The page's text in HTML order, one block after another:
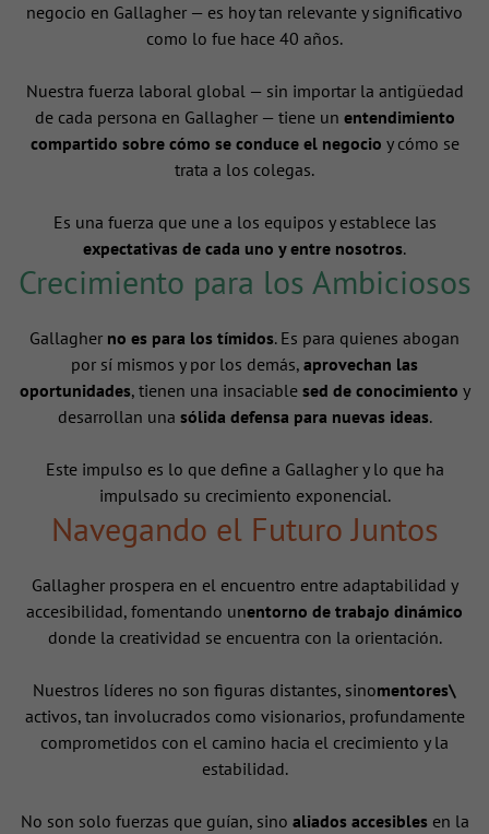
negocio en Gallagher — es hoy tan relevante y significativo
como lo fue hace 40 años.
Nuestra fuerza laboral global — sin importar la antigüedad
de cada persona en Gallagher — tiene un entendimiento
compartido sobre cómo se conduce el negocio y cómo se
trata a los colegas.
Es una fuerza que une a los equipos y establece las
expectativas de cada uno y entre nosotros.
Crecimiento para los Ambiciosos
Gallagher no es para los tímidos. Es para quienes abogan
por sí mismos y por los demás, aprovechan las
oportunidades, tienen una insaciable sed de conocimiento y
desarrollan una sólida defensa para nuevas ideas.
Este impulso es lo que define a Gallagher y lo que ha
impulsado su crecimiento exponencial.
Navegando el Futuro Juntos
Gallagher prospera en el encuentro entre adaptabilidad y
accesibilidad, fomentando unentorno de trabajo dinámico
donde la creatividad se encuentra con la orientación.
Nuestros líderes no son figuras distantes, sinomentores\
activos, tan involucrados como visionarios, profundamente
comprometidos con el camino hacia el crecimiento y la
estabilidad.
No son solo fuerzas que guían, sino aliados accesiblesen la